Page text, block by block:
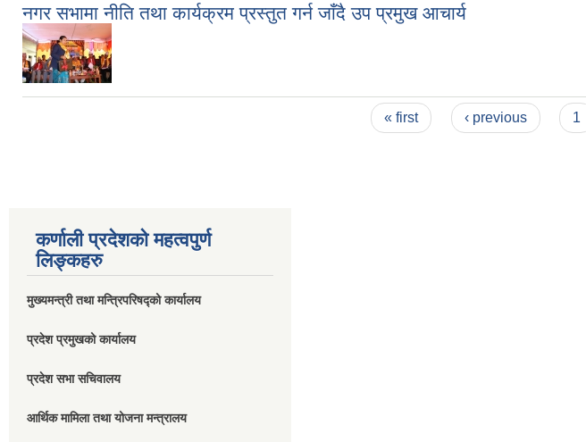
नगर सभामा नीति तथा कार्यक्रम प्रस्तुत गर्न जाँदै उप प्रमुख आचार्य
« first ‹ previous 1
कर्णाली प्रदेशको महत्वपुर्ण
लिङ्कहरु
मुख्यमन्त्री तथा मन्त्रिपरिषद्को कार्यालय
प्रदेश प्रमुखको कार्यालय
प्रदेश सभा सचिवालय
आर्थिक मामिला तथा योजना मन्त्रालय